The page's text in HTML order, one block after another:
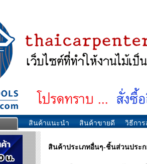
สินค้าแนะนำ สินค้าขายดี วิธีกา
สินค้าประเภทอื่นๆ-ชิ้นส่วนประ